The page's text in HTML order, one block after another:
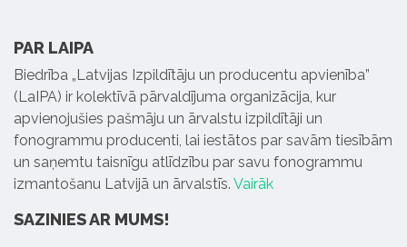
PAR LAIPA
Biedrība „Latvijas Izpildītāju un producentu apvienība”
(LaIPA) ir kolektīvā pārvaldījuma organizācija, kur
apvienojušies pašmāju un ārvalstu izpildītāji un
fonogrammu producenti, lai iestātos par savām tiesībām
un saņemtu taisnīgu atlīdzību par savu fonogrammu
izmantošanu Latvijā un ārvalstīs. Vairāk
SAZINIES AR MUMS!